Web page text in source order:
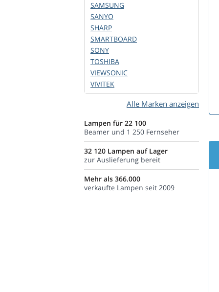
SAMSUNG
SANYO
SHARP
SMARTBOARD
SONY
TOSHIBA
VIEWSONIC
VIVITEK
Alle Marken anzeigen
Lampen für 22 100
Beamer und 1 250 Fernseher
32 120 Lampen auf Lager
zur Auslieferung bereit
Mehr als 366.000
verkaufte Lampen seit 2009